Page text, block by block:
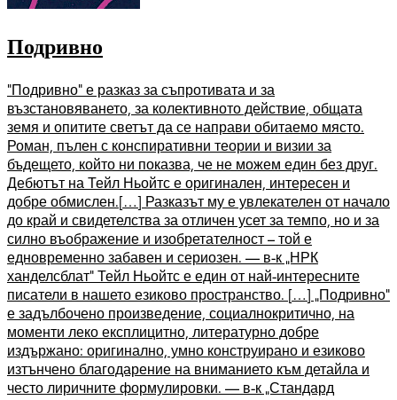
Подривно
“Подривно” е разказ за съпротивата и за
възстановяването, за колективното действие, общата
земя и опитите светът да се направи обитаемо място.
Роман, пълен с конспиративни теории и визии за
бъдещето, който ни показва, че не можем един без друг.
Дебютът на Тейл Ньойтс е оригинален, интересен и
добре обмислен.[…] Разказът му е увлекателен от начало
до край и свидетелства за отличен усет за темпо, но и за
силно въображение и изобретателност – той е
едновременно забавен и сериозен. — в-к „НРК
ханделсблат” Тейл Ньойтс е един от най-интересните
писатели в нашето езиково пространство. […] „Подривно”
е задълбочено произведение, социалнокритично, на
моменти леко експлицитно, литературно добре
издържано: оригинално, умно конструирано и езиково
изтънчено благодарение на вниманието към детайла и
често лиричните формулировки. — в-к „Стандард